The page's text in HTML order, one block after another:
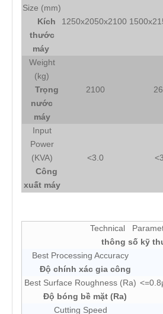
Size (mm)
Kích
thước
máy
1250x2050x2100
Weight
(kg)
Trọng
nước
máy
2100
Input
Power
(KVA)
Công
xuất máy
<3.0
Technical
thông số kỹ
Best Processing Accuracy
Độ chính xác gia công
Best Surface Roughness (Ra)
Độ bóng bề mặt (Ra)
Cutting Speed